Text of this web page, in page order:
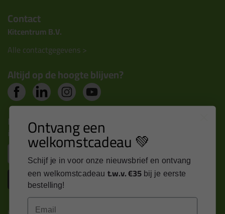
Contact
Kitcentrum B.V.
Alle contactgegevens >
Altijd op de hoogte blijven?
Nieuws, tips en exclusieve deals rechtstreeks in je
inbox
Inschrijven
Ontvang een
welkomstcadeau 💚
Schijf je in voor onze nieuwsbrief en ontvang
een welkomstcadeau t.w.v. €35 bij je eerste
bestelling!
Email